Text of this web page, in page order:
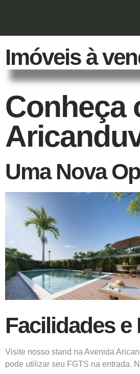
Imóveis à
Conheça
Uma Nova
Facilidades
Visite nosso stand na Avenida
pode utilizar seu FGTS na entrada.